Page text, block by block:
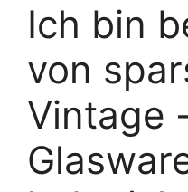
Ich bin
von
Vintage